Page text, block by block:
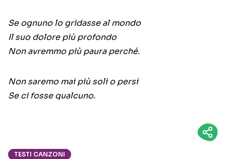
Se ognuno lo gridasse al mondo
Il suo dolore più profondo
Non avremmo più paura perché.
Non saremo mai più soli o persi
Se ci fosse qualcuno.
TESTI CANZONI